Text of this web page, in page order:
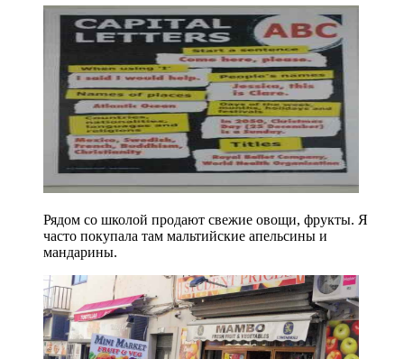
Рядом со школой продают свежие овощи, фрукты. Я
часто покупала там мальтийские апельсины и
мандарины.